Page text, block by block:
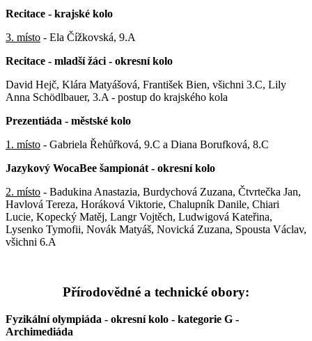
Recitace - krajské kolo
3. místo - Ela Čížkovská, 9.A
Recitace - mladší žáci - okresní kolo
David Hejč, Klára Matyášová, František Bien, všichni 3.C, Lily
Anna Schödlbauer, 3.A - postup do krajského kola
Prezentiáda - městské kolo
1. místo - Gabriela Řehůřková, 9.C a Diana Borufková, 8.C
Jazykový WocaBee šampionát - okresní kolo
2. místo - Badukina Anastazia, Burdychová Zuzana, Čtvrtečka Jan,
Havlová Tereza, Horáková Viktorie, Chalupník Danile, Chiari
Lucie, Kopecký Matěj, Langr Vojtěch, Ludwigová Kateřina,
Lysenko Tymofii, Novák Matyáš, Novická Zuzana, Spousta Václav,
všichni 6.A
Přírodovědné a technické obory:
Fyzikální olympiáda - okresní kolo - kategorie G -
Archimediáda